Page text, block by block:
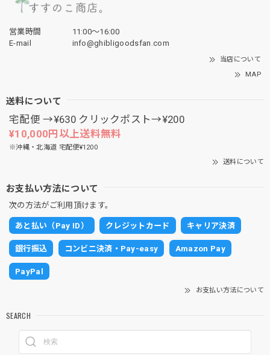
営業時間
11:00〜16:00
E-mail
info@ghibligoodsfan.com
当店について
MAP
送料について
宅配便 →¥630 クリックポスト→¥200
¥10,000円以上送料無料
※沖縄・北海道 宅配便¥1200
送料について
お支払い方法について
次の方法がご利用頂けます。
あと払い（Pay ID） クレジットカード キャリア決済
銀行振込 コンビニ決済・Pay-easy Amazon Pay
PayPal
お支払い方法について
SEARCH